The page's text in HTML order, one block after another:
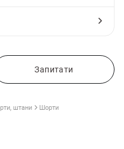
Запитати
штани Шорти